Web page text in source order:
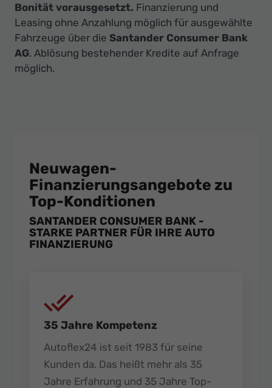
Bonität vorausgesetzt. Finanzierung und
Leasing ohne Anzahlung möglich für ausgewählte
Fahrzeuge über die Santander Consumer Bank
AG. Ablösung bestehender Kredite auf Anfrage
möglich.
Neuwagen-
Finanzierungsangebote zu
Top-Konditionen
SANTANDER CONSUMER BANK -
STARKE PARTNER FÜR IHRE AUTO
FINANZIERUNG
35 Jahre Kompetenz
Autoflex24 ist seit 1983 für seine
Kunden da. Das heißt mehr als 35
Jahre Erfahrung und 35 Jahre Top-